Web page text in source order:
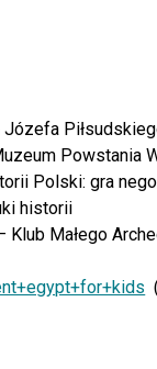
Powstania
Polski: gra
historii
Małego